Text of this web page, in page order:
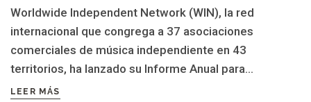
Worldwide Independent Network (WIN), la red
internacional que congrega a 37 asociaciones
comerciales de música independiente en 43
territorios, ha lanzado su Informe Anual para...
LEER MÁS